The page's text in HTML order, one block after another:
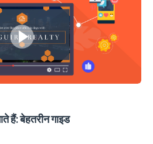
हैं: बेहतरीन गाइड